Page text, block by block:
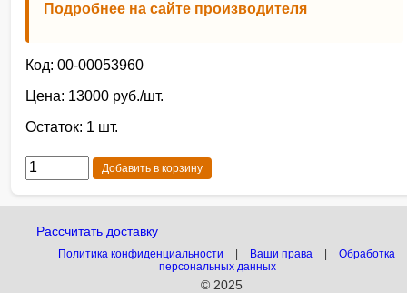
Подробнее на сайте производителя
Код: 00-00053960
Цена: 13000 руб./шт.
Остаток: 1 шт.
Добавить в корзину
Рассчитать доставку
Политика конфиденциальности Ваши права
Обработка
персональных данных
© 2025